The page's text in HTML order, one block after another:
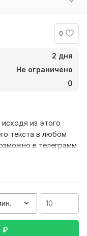
0
2 дня
Не ограничено
0
из этого
текста в любом
в телеграмм
документа ,
с английского на
₽